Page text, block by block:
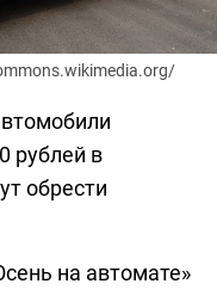
рублей в
обрести
на автомате»